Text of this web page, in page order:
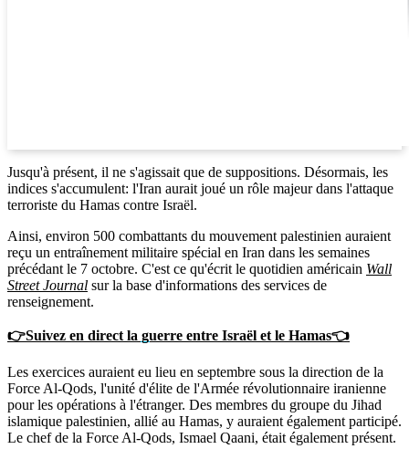
Jusqu'à présent, il ne s'agissait que de suppositions. Désormais, les
indices s'accumulent: l'Iran aurait joué un rôle majeur dans l'attaque
terroriste du Hamas contre Israël.
Ainsi, environ 500 combattants du mouvement palestinien auraient
reçu un entraînement militaire spécial en Iran dans les semaines
précédant le 7 octobre. C'est ce qu'écrit le quotidien américain Wall
Street Journal sur la base d'informations des services de
renseignement.
👉Suivez en direct la guerre entre Israël et le Hamas👈
Les exercices auraient eu lieu en septembre sous la direction de la
Force Al-Qods, l'unité d'élite de l'Armée révolutionnaire iranienne
pour les opérations à l'étranger. Des membres du groupe du Jihad
islamique palestinien, allié au Hamas, y auraient également participé.
Le chef de la Force Al-Qods, Ismael Qaani, était également présent.